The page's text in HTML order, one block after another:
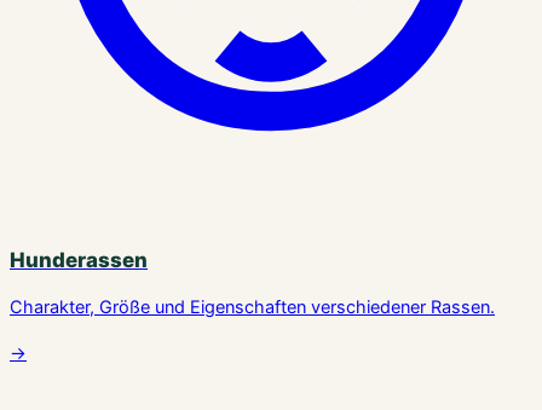
Hunderassen
Charakter, Größe und Eigenschaften verschiedener Rassen.
→